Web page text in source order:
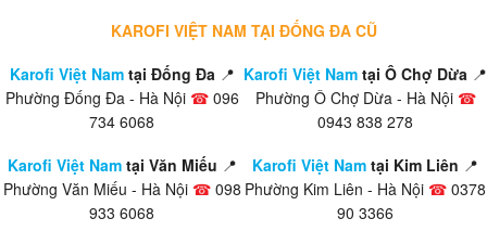
KAROFI VIỆT NAM TẠI ĐỐNG ĐA CŨ
Karofi Việt Namtại Đống Đa 📍
Phường Đống Đa - Hà Nội ☎096
734 6068
Karofi Việt Nam tại Ô Chợ Dừa 📍
Phường Ô Chợ Dừa - Hà Nội ☎
0943 838 278
Karofi Việt Namtại Văn Miếu 📍
Phường Văn Miếu - Hà Nội ☎098
933 6068
Karofi Việt Nam tại Kim Liên 📍
Phường Kim Liên - Hà Nội ☎ 0378
90 3366